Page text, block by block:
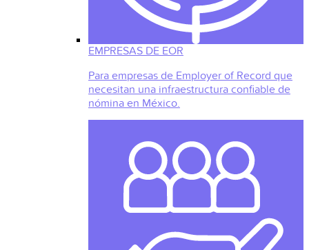
EMPRESAS DE EOR
Para empresas de Employer of Record que
necesitan una infraestructura confiable de
nómina en México.